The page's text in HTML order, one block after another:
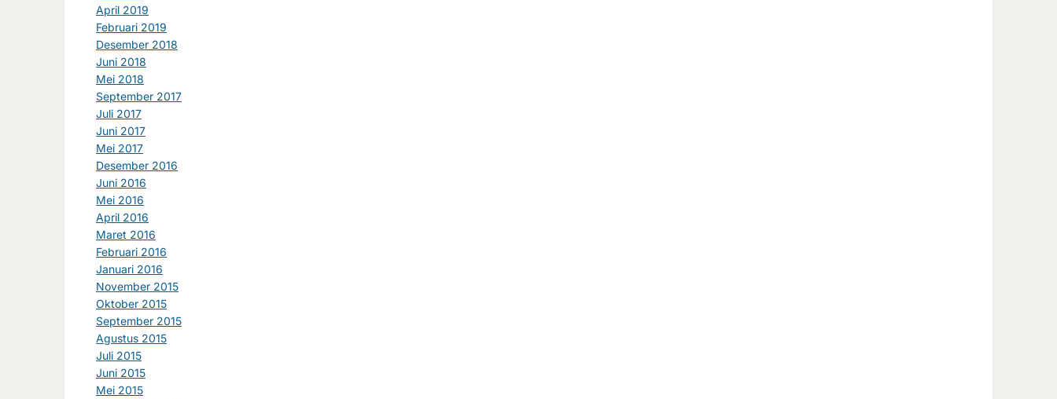
April 2019
Februari 2019
Desember 2018
Juni 2018
Mei 2018
September 2017
Juli 2017
Juni 2017
Mei 2017
Desember 2016
Juni 2016
Mei 2016
April 2016
Maret 2016
Februari 2016
Januari 2016
November 2015
Oktober 2015
September 2015
Agustus 2015
Juli 2015
Juni 2015
Mei 2015